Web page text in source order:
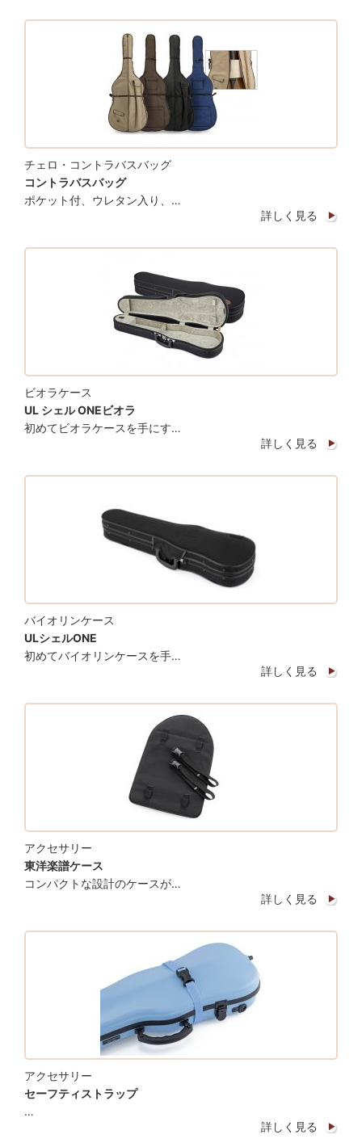
チェロ・コントラバスバッグ
コントラバスバッグ
ポケット付、ウレタン入り、…
詳しく見る
ビオラケース
UL シェル ONEビオラ
初めてビオラケースを手にす…
詳しく見る
バイオリンケース
ULシェルONE
初めてバイオリンケースを手…
詳しく見る
アクセサリー
東洋楽譜ケース
コンパクトな設計のケースが…
詳しく見る
アクセサリー
セーフティストラップ
…
詳しく見る